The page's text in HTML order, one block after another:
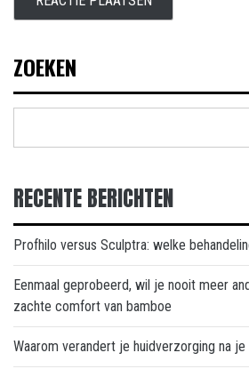
ZOEKEN
RECENTE BERICHTEN
Profhilo versus Sculptra: welke
Eenmaal geprobeerd, wil je nooit meer
zachte comfort van bamboe
Waarom verandert je huidverzorging na